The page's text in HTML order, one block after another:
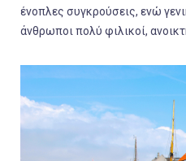
ένοπλες συγκρούσεις, ενώ
άνθρωποι πολύ φιλικοί,